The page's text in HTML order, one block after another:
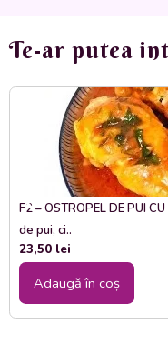
Te-ar putea
F2 – OSTROPEL DE PUI
de pui, ci..
23,50 lei
Adaugă în coș